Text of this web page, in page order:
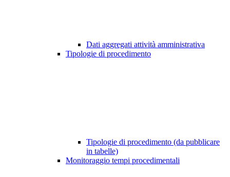
Dati aggregati attività amministrativa
Tipologie di procedimento
Tipologie di procedimento (da pubblicare
in tabelle)
Monitoraggio tempi procedimentali